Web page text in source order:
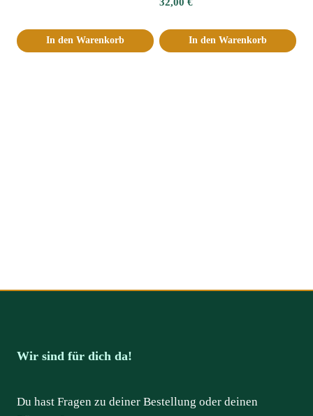
In den Warenkorb In den Warenkorb
Wir sind für dich da!
Du hast Fragen zu deiner Bestellung oder deinen